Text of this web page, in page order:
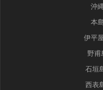
沖
本
伊平
野甫
石垣
西表